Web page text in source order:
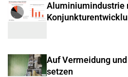
Aluminiumindustrie
Auf Vermeidung
setzen